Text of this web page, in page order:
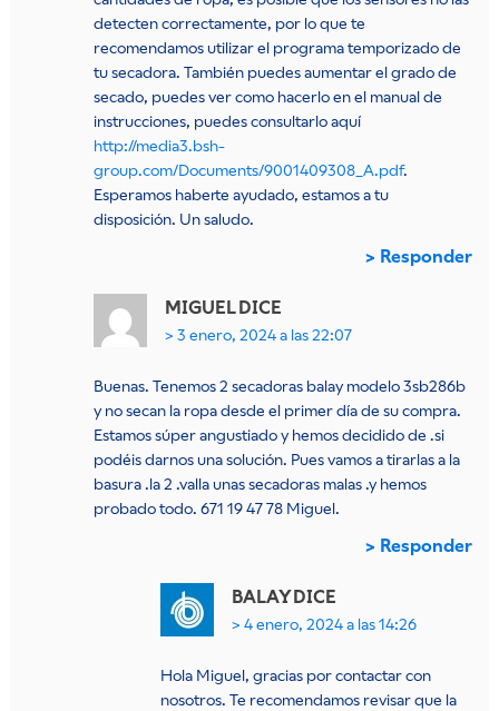
detecten correctamente, por lo que te
recomendamos utilizar el programa temporizado de
tu secadora. También puedes aumentar el grado de
secado, puedes ver como hacerlo en el manual de
instrucciones, puedes consultarlo aquí
http://media3.bsh-
group.com/Documents/9001409308_A.pdf.
Esperamos haberte ayudado, estamos a tu
disposición. Un saludo.
Responder
MIGUEL DICE
3 enero, 2024 a las 22:07
Buenas. Tenemos 2 secadoras balay modelo 3sb286b
y no secan la ropa desde el primer día de su compra.
Estamos súper angustiado y hemos decidido de .si
podéis darnos una solución. Pues vamos a tirarlas a la
basura .la 2 .valla unas secadoras malas .y hemos
probado todo. 671 19 47 78 Miguel.
Responder
BALAY DICE
4 enero, 2024 a las 14:26
Hola Miguel, gracias por contactar con
nosotros. Te recomendamos revisar que la